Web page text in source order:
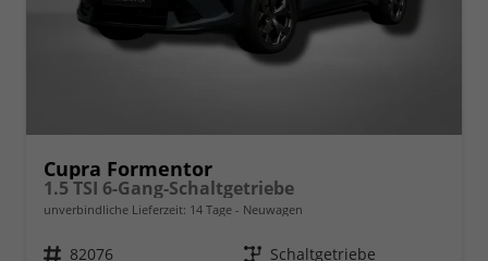
Cupra Formentor
1.5 TSI 6-Gang-Schaltgetriebe
unverbindliche Lieferzeit: 14 Tage Neuwagen
Fahrzeugnr. 82076 Getriebe Schaltgetriebe